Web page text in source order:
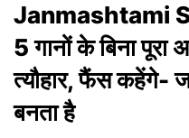
Janmashtami
5 गानों के बिना पूरा
त्यौहार, फैंस कहेंगे-
बनता है